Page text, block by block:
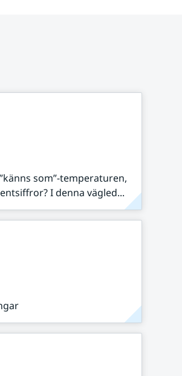
som”-temperaturen,
I denna vägled...